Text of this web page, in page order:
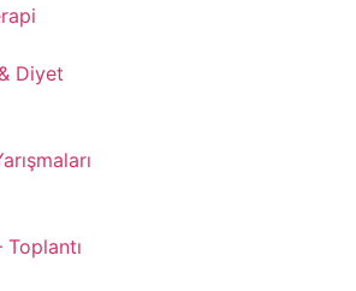
Diyet
Toplantı